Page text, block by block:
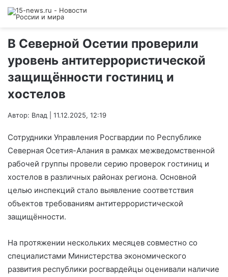
В Северной Осетии проверили
уровень антитеррористической
защищённости гостиниц и
хостелов
Автор: Влад | 11.12.2025, 12:19
Сотрудники Управления Росгвардии по Республике
Северная Осетия-Алания в рамках межведомственной
рабочей группы провели серию проверок гостиниц и
хостелов в различных районах региона. Основной
целью инспекций стало выявление соответствия
объектов требованиям антитеррористической
защищённости.
На протяжении нескольких месяцев совместно со
специалистами Министерства экономического
развития республики росгвардейцы оценивали наличие